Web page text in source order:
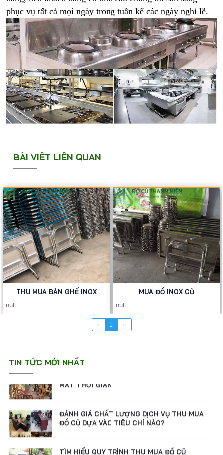
phục vụ tất cả mọi ngày trong tuần kể các ngày nghỉ lễ.
BÀI VIẾT LIÊN QUAN
THU MUA BÀN GHẾ INOX
null
MUA ĐỒ INOX CŨ
null
« 1 »
TIN TỨC MỚI NHẤT
MẸO BÁN ĐỒ CŨ ĐƯỢC GIÁ CAO MÀ KHÔNG
MẤT THỜI GIAN
ĐÁNH GIÁ CHẤT LƯỢNG DỊCH VỤ THU MUA
ĐỒ CŨ DỰA VÀO TIÊU CHÍ NÀO?
TÌM HIỂU QUY TRÌNH THU MUA ĐỒ CŨ
THANH LÝ XE NƯỚC MÍA, MÁY ÉP NƯỚC MÍA
MẸO BÁN ĐỒ CŨ ĐƯỢC GIÁ CAO MÀ KHÔNG
ĐỒ CŨ DỰA VÀO TIÊU CHÍ NÀO?
CHUYÊN NGHIỆP, NHANH CHÓNG VÀ TIỆN LỢI